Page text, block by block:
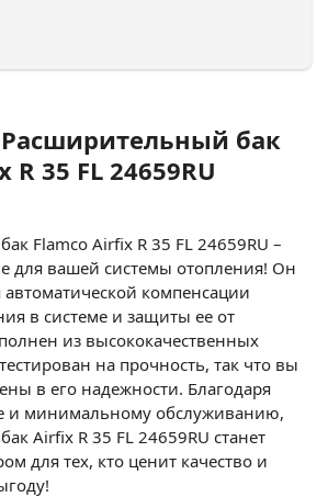
бак
35 FL 24659RU
Flamco Airfix R 35 FL 24659RU –
для вашей системы отопления! Он
компенсации
в системе и защиты ее от
из высококачественных
на прочность, так что вы
в его надежности. Благодаря
и минимальному обслуживанию,
Airfix R 35 FL 24659RU станет
для тех, кто ценит качество и